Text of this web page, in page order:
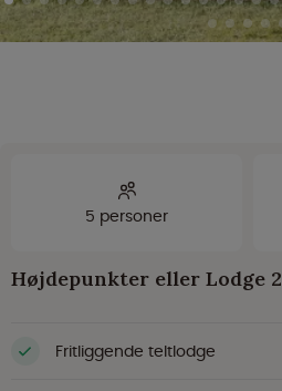
5 personer
Højdepunkter eller Lodge 2
Fritliggende teltlodge